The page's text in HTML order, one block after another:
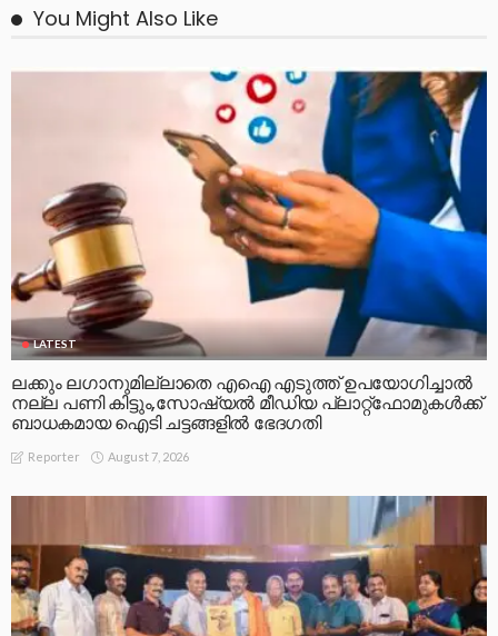
You Might Also Like
LATEST
ലക്കും ലഗാനുമില്ലാതെ എഐ എടുത്ത് ഉപയോഗിച്ചാല്‍
നല്ല പണി കിട്ടും,സോഷ്യല്‍ മീഡിയ പ്ലാറ്റ്‌ഫോമുകള്‍ക്ക്
ബാധകമായ ഐടി ചട്ടങ്ങളില്‍ ഭേദഗതി
Reporter August 7, 2026